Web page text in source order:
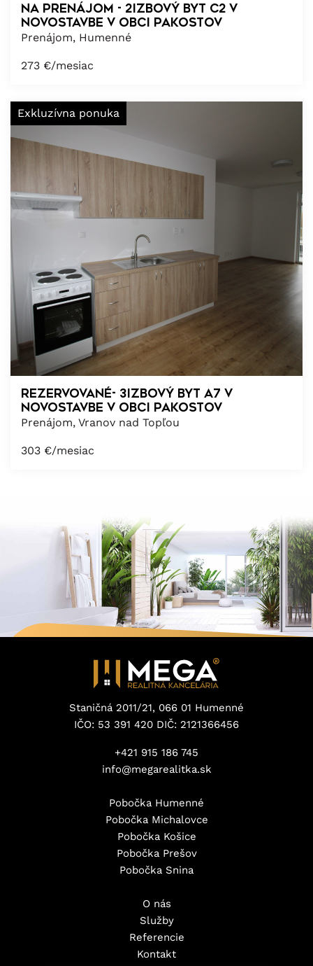
NA PRENÁJOM - 2izbový byt C2 v
novostavbe v obci Pakostov
Prenájom, Humenné
273 €/mesiac
Exkluzívna ponuka
REZERVOVANÉ- 3izbový byt A7 v
novostavbe v obci Pakostov
Prenájom, Vranov nad Topľou
303 €/mesiac
Staničná 2011/21, 066 01 Humenné
IČO: 53 391 420 DIČ: 2121366456
+421 915 186 745
info@megarealitka.sk
Pobočka Humenné
Pobočka Michalovce
Pobočka Košice
Pobočka Prešov
Pobočka Snina
O nás
Služby
Referencie
Kontakt